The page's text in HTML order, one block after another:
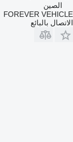
الصين
FOREVER VEHICLE
الاتصال بالبائع